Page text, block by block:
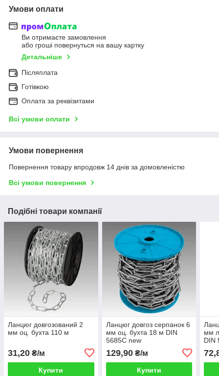
Умови оплати
Ви отримаєте замовлення
або гроші повернуться на вашу картку
Детальніше
Післяплата
Готівкою
Оплата за реквізитами
Всі умови оплати
Умови повернення
Повернення товару впродовж 14 днів за домовленістю
Всі умови повернення
Подібні товари компанії
Ланцюг довгозований 2
мм оц. бухта 110 м
31,20 ₴/м
Купити
Ланцюг довгоз серпанок 6
мм оц. бухта 18 м DIN
5685C new
129,90₴/м
Купити
мм
DIN